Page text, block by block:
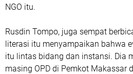
NGO itu.
Rusdin Tompo, juga sempat
literasi itu menyampaikan bahwa
itu lintas bidang dan instansi. Dia
masing OPD di Pemkot Makassar